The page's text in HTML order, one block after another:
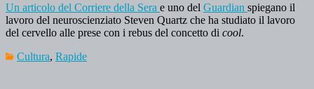
Un articolo del Corriere della Sera e uno del Guardian spiegano il
lavoro del neuroscienziato Steven Quartz che ha studiato il lavoro
del cervello alle prese con i rebus del concetto di cool.
Cultura, Rapide